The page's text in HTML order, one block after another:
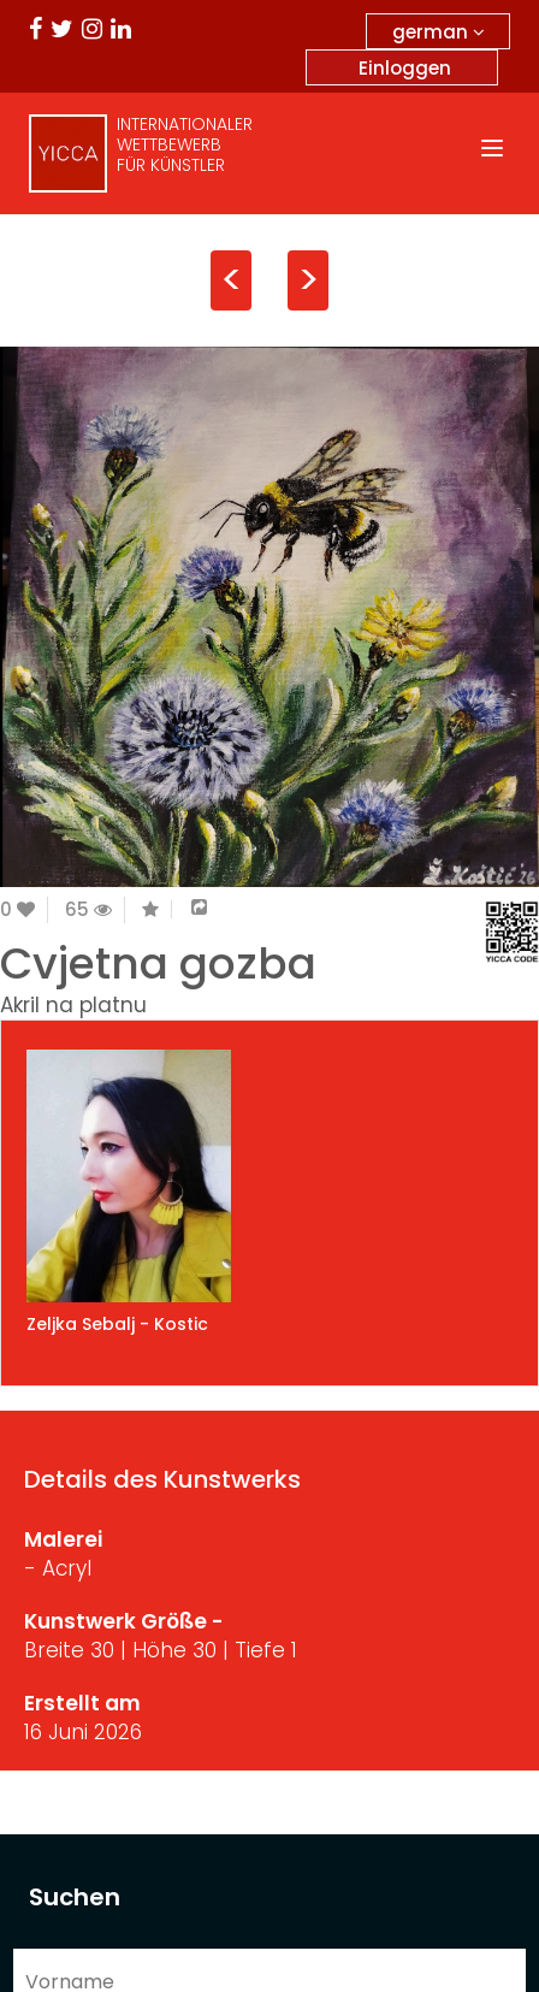
german
Einloggen
INTERNATIONALER
WETTBEWERB
FÜR KÜNSTLER
Suchen
< >
0 65
Cvjetna gozba
Akril na platnu
Zeljka Sebalj - Kostic
Details des Kunstwerks
Malerei
- Acryl
Kunstwerk Größe -
Breite 30 | Höhe 30 | Tiefe 1
Erstellt am
16 Juni 2026